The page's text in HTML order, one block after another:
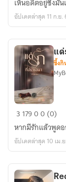
รัก
(E-
เห็นอดีตอยู่ซึ่งมั
อัปเดตล่าสุด 11 ก.ย.
แด่
ที่
ปรารถนา
แด่
ซึ้งกิ
3 17900 (0)
หากมีรักแล้วพูดอ
อัปเดตล่าสุด 10 เม.